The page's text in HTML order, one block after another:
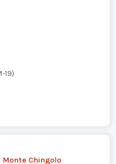
19)
Monte Chingolo